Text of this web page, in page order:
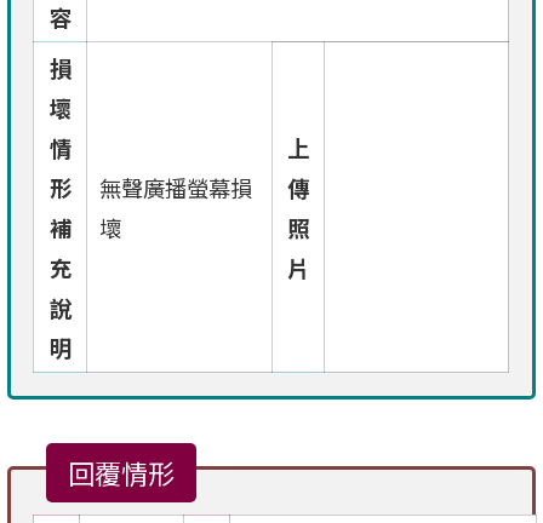
容
損
壞
情
形
補
充
說
明
無聲廣播螢幕損
壞
上
傳
照
片
回覆情形